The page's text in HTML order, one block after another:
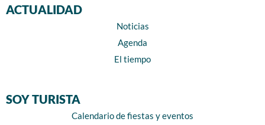
ACTUALIDAD
Noticias
Agenda
El tiempo
SOY TURISTA
Calendario de fiestas y eventos